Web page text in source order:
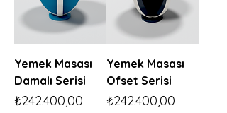
Yemek Masası
Damalı Serisi
Fiyat
₺242.400,00
Yemek Masası
Ofset Serisi
Fiyat
₺242.400,00